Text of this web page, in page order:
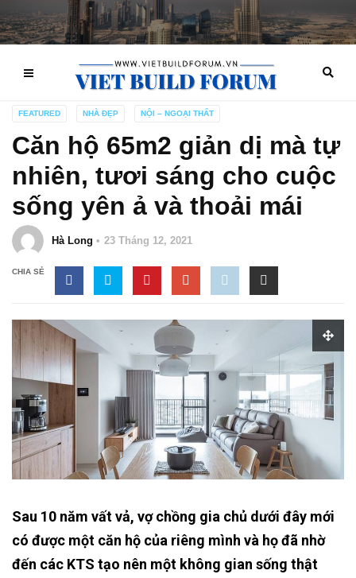
FEATURED NHÀ ĐẸP NỘI – NGOẠI THẤT
Căn hộ 65m2 giản dị mà tự
nhiên, tươi sáng cho cuộc
sống yên ả và thoải mái
Hà Long 23 Tháng 12, 2021
CHIA SẺ
Sau 10 năm vất vả, vợ chồng gia chủ dưới đây mới
có được một căn hộ của riêng mình và họ đã nhờ
đến các KTS tạo nên một không gian sống thật